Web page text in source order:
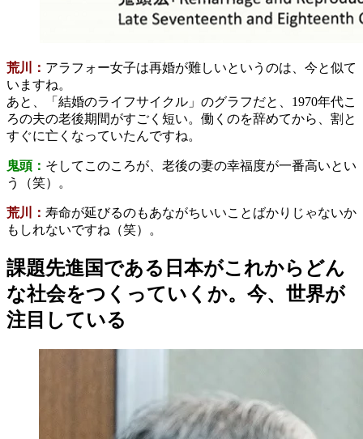
荒川： アラフォー女子は再婚が難しいというのは、今と似て
いますね。
あと、「結婚のライフサイクル」のグラフだと、1970年代こ
ろの夫の老後期間がすごく短い。働くのを辞めてから、割と
すぐに亡くなっていたんですね。
鬼頭： そしてこのころが、老後の妻の幸福度が一番高いとい
う（笑）。
荒川： 寿命が延びるのもあながちいいことばかりじゃないか
もしれないですね（笑）。
課題先進国である日本がこれからどん
な社会をつくっていくか。今、世界が
注目している